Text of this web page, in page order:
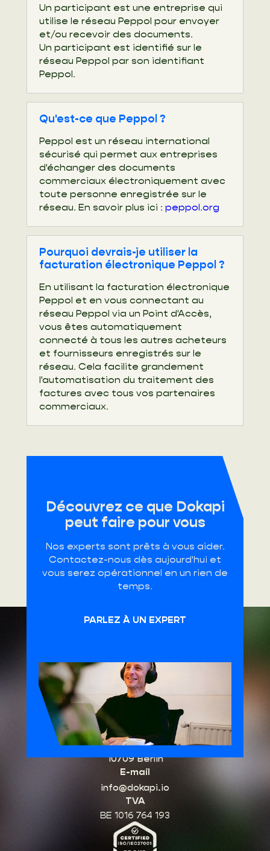
Un participant est une entreprise qui
utilise le réseau Peppol pour envoyer
et/ou recevoir des documents.
Un participant est identifié sur le
réseau Peppol par son identifiant
Peppol.
Qu'est-ce que Peppol ?
Peppol est un réseau international
sécurisé qui permet aux entreprises
d'échanger des documents
commerciaux électroniquement avec
toute personne enregistrée sur le
réseau. En savoir plus ici : peppol.org
Pourquoi devrais-je utiliser la
facturation électronique Peppol ?
En utilisant la facturation électronique
Peppol et en vous connectant au
réseau Peppol via un Point d'Accès,
vous êtes automatiquement
connecté à tous les autres acheteurs
et fournisseurs enregistrés sur le
réseau. Cela facilite grandement
l'automatisation du traitement des
factures avec tous vos partenaires
commerciaux.
Découvrez ce que Dokapi
peut faire pour vous
Nos experts sont prêts à vous aider.
Contactez-nous dès aujourd'hui et
vous serez opérationnel en un rien de
temps.
PARLEZ À UN EXPERT
HQ Belgique
Schuttersvest 75
2800 Malines, Belgique
Bureau Allemagne
Kurfürstendamm 96
10709 Berlin
E-mail
info@dokapi.io
TVA
BE 1016 764 193